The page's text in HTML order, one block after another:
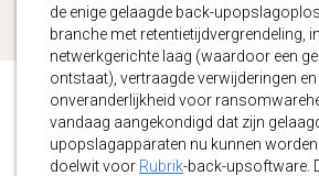
de enige gelaagde back-
branche met retentietijdvergrendeling,
netwerkgerichte laag (waardoor een
ontstaat), vertraagde verwijderingen en
onveranderlijkheid voor
vandaag aangekondigd dat zijn
upopslagapparaten nu kunnen
doelwit voor Rubrik-back-upsoftware.